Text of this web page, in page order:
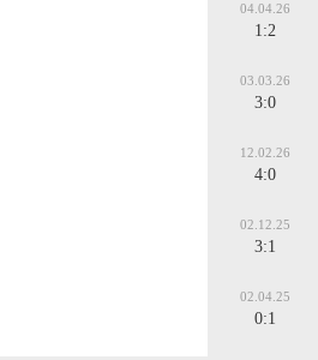
04.04.26
1:2
03.03.26
3:0
12.02.26
4:0
02.12.25
3:1
02.04.25
0:1